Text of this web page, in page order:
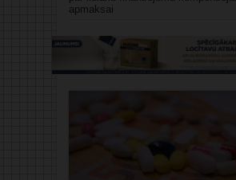
apmaksai